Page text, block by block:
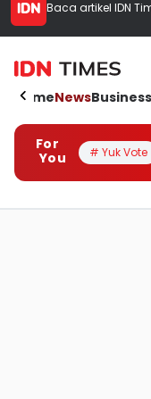
Baca artikel IDN
HomeNewsBusiness
For
You
# Yuk Vote